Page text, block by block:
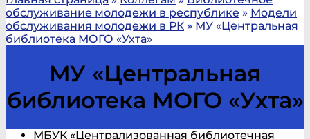
обслуживание молодежи в республике » Модели
обслуживания молодежи в РК » МУ «Центральная
библиотека МОГО «Ухта»
МУ «Центральная
библиотека МОГО «Ухта»
МБУК «Централизованная библиотечная